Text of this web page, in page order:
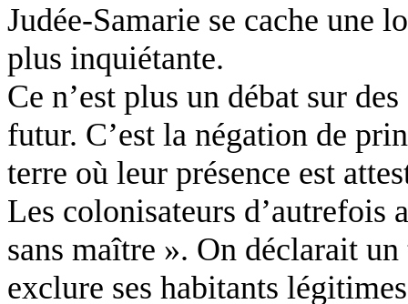
Judée-Samarie se cache une
plus inquiétante.
Ce n’est plus un débat sur
futur. C’est la négation de
terre où leur présence est
Les colonisateurs d’autrefois
sans maître ». On déclarait
exclure ses habitants